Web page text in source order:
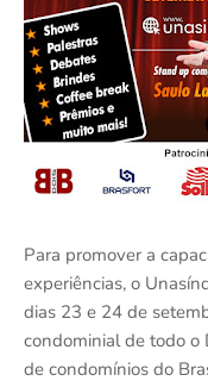
Para promover a
experiências, o
dias 23 e 24 de
condominial de todo o
de condomínios do